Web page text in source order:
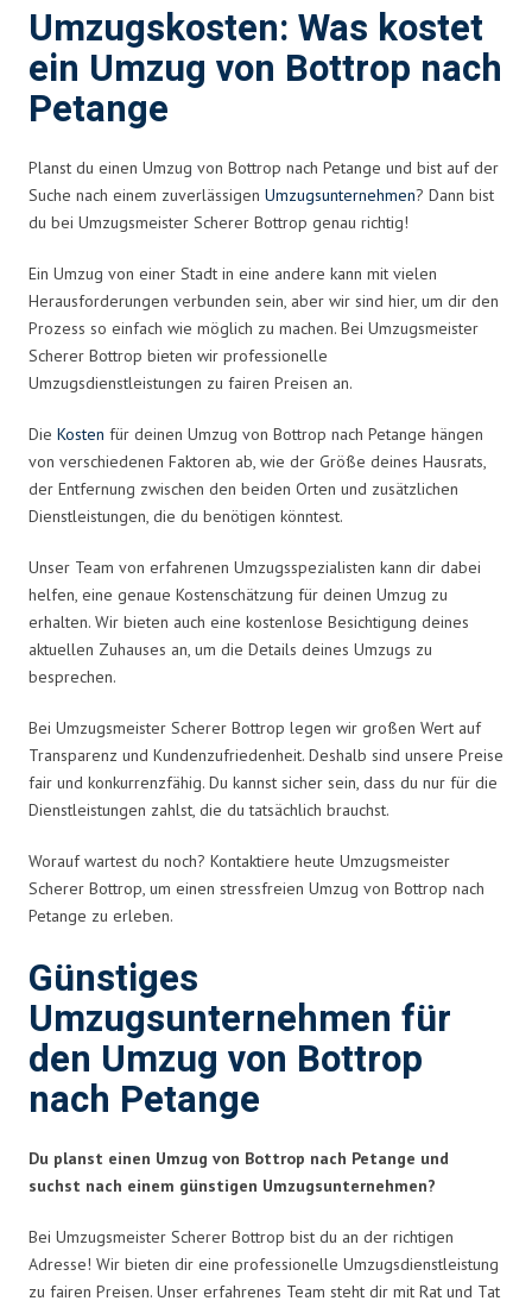
Umzugskosten: Was kostet
ein Umzug von Bottrop nach
Petange
Planst du einen Umzug von Bottrop nach Petange und bist auf der
Suche nach einem zuverlässigen Umzugsunternehmen? Dann bist
du bei Umzugsmeister Scherer Bottrop genau richtig!
Ein Umzug von einer Stadt in eine andere kann mit vielen
Herausforderungen verbunden sein, aber wir sind hier, um dir den
Prozess so einfach wie möglich zu machen. Bei Umzugsmeister
Scherer Bottrop bieten wir professionelle
Umzugsdienstleistungen zu fairen Preisen an.
Die Kosten für deinen Umzug von Bottrop nach Petange hängen
von verschiedenen Faktoren ab, wie der Größe deines Hausrats,
der Entfernung zwischen den beiden Orten und zusätzlichen
Dienstleistungen, die du benötigen könntest.
Unser Team von erfahrenen Umzugsspezialisten kann dir dabei
helfen, eine genaue Kostenschätzung für deinen Umzug zu
erhalten. Wir bieten auch eine kostenlose Besichtigung deines
aktuellen Zuhauses an, um die Details deines Umzugs zu
besprechen.
Bei Umzugsmeister Scherer Bottrop legen wir großen Wert auf
Transparenz und Kundenzufriedenheit. Deshalb sind unsere Preise
fair und konkurrenzfähig. Du kannst sicher sein, dass du nur für die
Dienstleistungen zahlst, die du tatsächlich brauchst.
Worauf wartest du noch? Kontaktiere heute Umzugsmeister
Scherer Bottrop, um einen stressfreien Umzug von Bottrop nach
Petange zu erleben.
Günstiges
Umzugsunternehmen für
den Umzug von Bottrop
nach Petange
Du planst einen Umzug von Bottrop nach Petange und
suchst nach einem günstigen Umzugsunternehmen?
Bei Umzugsmeister Scherer Bottrop bist du an der richtigen
Adresse! Wir bieten dir eine professionelle Umzugsdienstleistung
zu fairen Preisen. Unser erfahrenes Team steht dir mit Rat und Tat